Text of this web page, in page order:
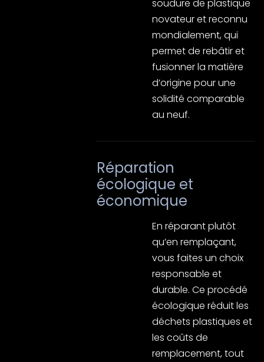
soudure de plastique
novateur et reconnu
mondialement, qui
permet de rebâtir et
fusionner la matière
d’origine pour une
solidité comparable
au neuf.
Réparation
écologique et
économique
En réparant plutôt
qu’en remplaçant,
vous faites un choix
responsable et
durable. Ce procédé
écologique réduit les
déchets plastiques et
les coûts de
remplacement, tout